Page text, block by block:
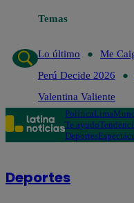
TemasLo último
Lo último
Me
Perú Decide 2026
Valentina Valiente
PolíticaLima
Te ayudo
Deportes
Deportes